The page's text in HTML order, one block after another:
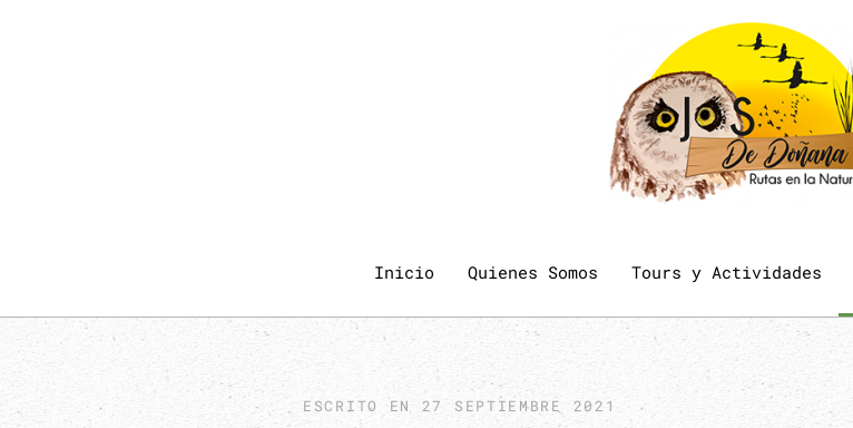
Inicio Quienes Somos Tours y Actividades
ESCRITO EN 27 SEPTIEMBRE 2021